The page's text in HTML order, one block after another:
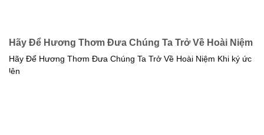
Hãy Để Hương Thơm Đưa Chúng Ta Trở Về Hoài Niệm
Hãy Để Hương Thơm Đưa Chúng Ta Trở Về Hoài Niệm Khi ký ức
lên